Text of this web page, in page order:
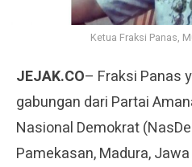
Ketua Fraksi Panas,
JEJAK.CO– Fraksi Panas
gabungan dari Partai
Nasional Demokrat
Pamekasan, Madura,